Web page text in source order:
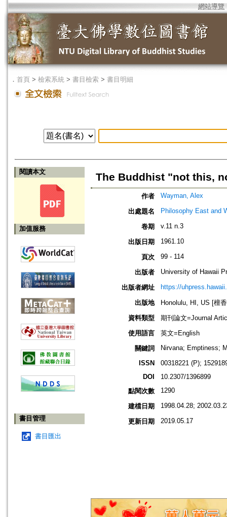
網站導覽
． 首頁 > 檢索系統 > 書目檢索 > 書目明細
閱讀本文
加值服務
書目管理
書目匯出
The Buddhist "not this,
作者 Wayman, Alex
出處題名 Philosophy East and
卷期 v.11 n.3
出版日期 1961.10
頁次 99 - 114
出版者 University of Hawaii
出版者網址 https://
出版地
Honolulu, HI, US [檀
資料類型
期刊論文=Journal
使用語言
英文=English
關鍵詞
Nirvana; Emptiness;
ISSN
00318221 (P);
DOI
10.2307/1396899
點閱次數
1290
建檔日期 1998.04.28;
更新日期 2019.05.17